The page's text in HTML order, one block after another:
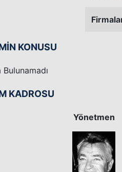
KONUSU
Bulunamadı
KADROSU
Yönetmen